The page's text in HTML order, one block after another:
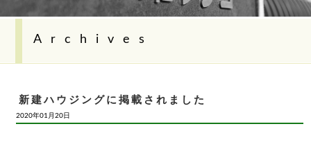
Archives
新建ハウジングに掲載されました
2020年01月20日